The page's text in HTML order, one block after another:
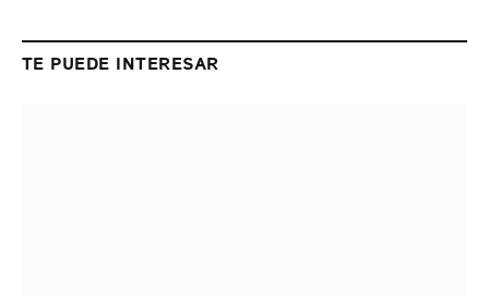
TE PUEDE INTERESAR